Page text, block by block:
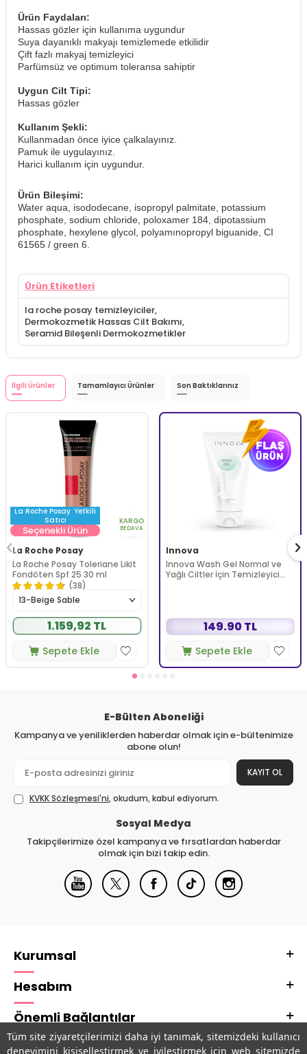
Tüm site ziyaretçilerimizi daha iyi tanımak, sitemizdeki kullanıcı
deneyimini kişiselleştirmek ve iyileştirmek için web sitemizde
Ürün Faydaları:
Hassas gözler için kullanıma uygundur
Suya dayanıklı makyajı temizlemede etkilidir
Çift fazlı makyaj temizleyici
Parfümsüz ve optimum toleransa sahiptir
Uygun Cilt Tipi:
Hassas gözler
Kullanım Şekli:
Kullanmadan önce iyice çalkalayınız.
Pamuk ile uygulayınız.
​Harici kullanım için uygundur.
Ürün Bileşimi:
Water aqua, isododecane, isopropyl palmitate, potassium
phosphate, sodium chloride, poloxamer 184, dipotassium
phosphate, hexylene glycol, polyamınopropyl biguanide, CI
61565 / green 6.
Ürün Etiketleri
la roche posay temizleyiciler,
Dermokozmetik Hassas Cilt Bakımı,
Seramid Bileşenli Dermokozmetikler
İlgili Ürünler Tamamlayıcı Ürünler Son Baktıklarınız
La Roche Posay Yetkili
Satıcı
Seçenekli Ürün
KARGO
BEDAVA
La Roche Posay
La Roche Posay Toleriane Likit
Fondöten Spf 25 30 ml
(38)
1.159,92 TL
Sepete Ekle
Innova
Innova Wash Gel Normal ve
Yağlı Ciltler İçin Temizleyici
149.90 TL
Sepete Ekle
E-Bülten Aboneliği
Kampanya ve yeniliklerden haberdar olmak için e-bültenimize
abone olun!
KAYIT OL
KVKK Sözleşmesi'ni, okudum, kabul ediyorum.
Sosyal Medya
Takipçilerimize özel kampanya ve fırsatlardan haberdar
olmak için bizi takip edin.
Kurumsal
Hesabım
Önemli Bağlantılar
Adres & İletişim